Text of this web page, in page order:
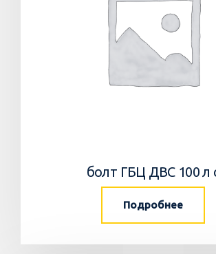
болт ГБЦ ДВС 100 л
Подробнее